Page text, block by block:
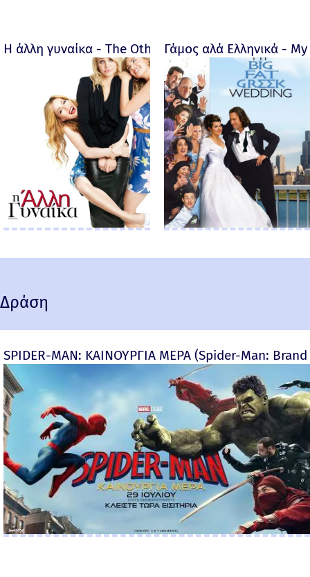
Η άλλη γυναίκα - The Other Woman – 2014
Γάμος αλά Ελληνικά -
Δράση
SPIDER-MAN: ΚΑΙΝΟΥΡΓΙΑ ΜΕΡΑ (Spider-Man: